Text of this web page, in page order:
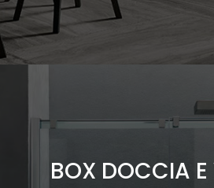
BOX DOCCIA
Cabine doccia multifunzione, getti